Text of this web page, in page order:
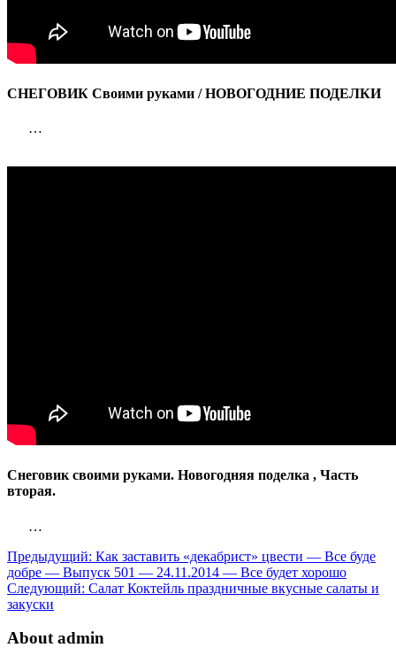
СНЕГОВИК Своими руками / НОВОГОДНИЕ ПОДЕЛКИ
…
Снеговик своими руками. Новогодняя поделка , Часть
вторая.
…
Предыдущий: Как заставить «декабрист» цвести — Все буде
добре — Выпуск 501 — 24.11.2014 — Все будет хорошо
Следующий: Салат Коктейль праздничные вкусные салаты и
закуски
About admin